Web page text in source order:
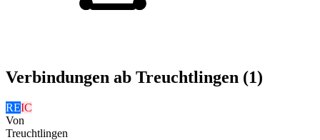
Verbindungen ab Treuchtlingen (1)
REIC
Von
Treuchtlingen